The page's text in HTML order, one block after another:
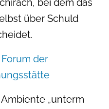
bei dem das
über Schuld
Forum der
„unterm